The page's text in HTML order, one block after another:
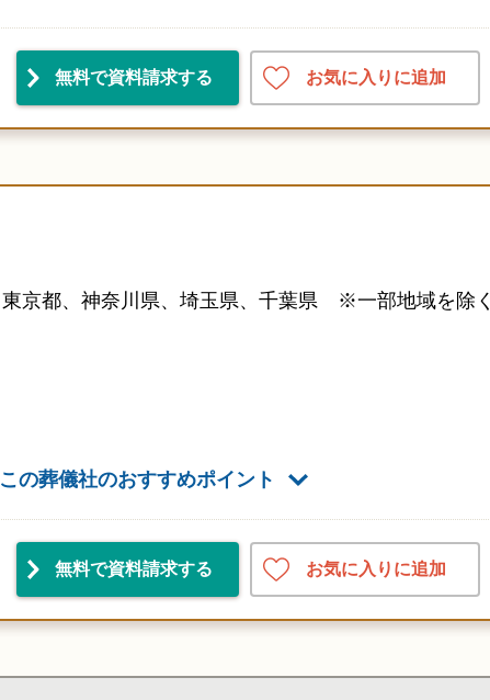
無料で資料請求する お気に入りに追加
東京都、神奈川県、埼玉県、千葉県 ※一部地域を除く
この葬儀社のおすすめポイント
無料で資料請求する お気に入りに追加